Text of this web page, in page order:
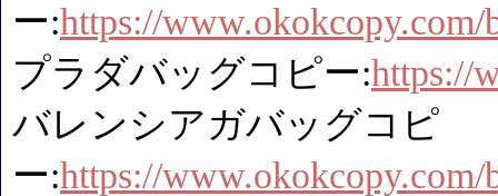
ー:https://www.okokcopy.com/
プラダバッグコピー:https://
バレンシアガバッグコピ
ー:https://www.okokcopy.com/